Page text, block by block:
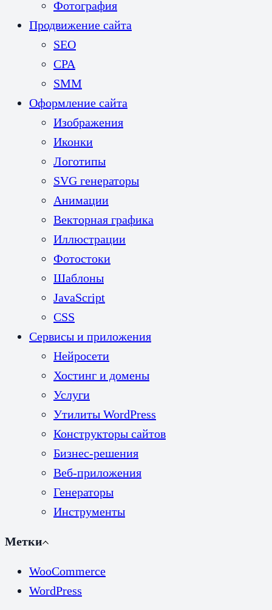
Фотография
Продвижение сайта
SEO
CPA
SMM
Оформление сайта
Изображения
Иконки
Логотипы
SVG генераторы
Анимации
Векторная графика
Иллюстрации
Фотостоки
Шаблоны
JavaScript
CSS
Сервисы и приложения
Нейросети
Хостинг и домены
Услуги
Утилиты WordPress
Конструкторы сайтов
Бизнес-решения
Веб-приложения
Генераторы
Инструменты
Метки
WooCommerce
WordPress